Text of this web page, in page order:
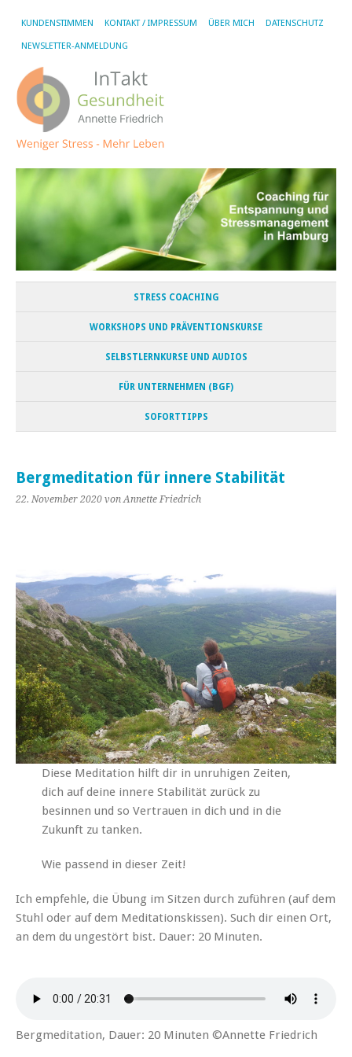
KUNDENSTIMMEN KONTAKT / IMPRESSUM ÜBER MICH DATENSCHUTZ
NEWSLETTER-ANMELDUNG
STRESS COACHING
WORKSHOPS UND PRÄVENTIONSKURSE
SELBSTLERNKURSE UND AUDIOS
FÜR UNTERNEHMEN (BGF)
SOFORTTIPPS
Bergmeditation für innere Stabilität
22. November 2020 von Annette Friedrich
Diese Meditation hilft dir in unruhigen Zeiten,
dich auf deine innere Stabilität zurück zu
besinnen und so Vertrauen in dich und in die
Zukunft zu tanken.
Wie passend in dieser Zeit!
Ich empfehle, die Übung im Sitzen durch zuführen (auf dem
Stuhl oder auf dem Meditationskissen). Such dir einen Ort,
an dem du ungestört bist. Dauer: 20 Minuten.
Bergmeditation, Dauer: 20 Minuten ©Annette Friedrich